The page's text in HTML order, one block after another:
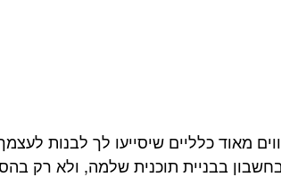
מאוד כלליים שיסייעו לך לבנות
בבניית תוכנית שלמה, ולא רק